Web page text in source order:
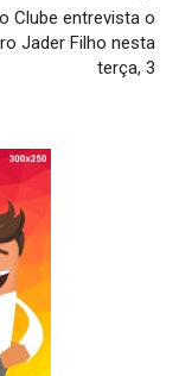
Clube entrevista o
Jader Filho nesta
terça, 3